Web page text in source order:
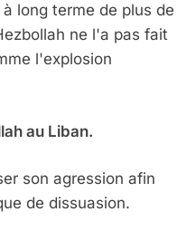
long terme de plus de
ne l'a pas fait
l'explosion
au Liban.
son agression afin
de dissuasion.